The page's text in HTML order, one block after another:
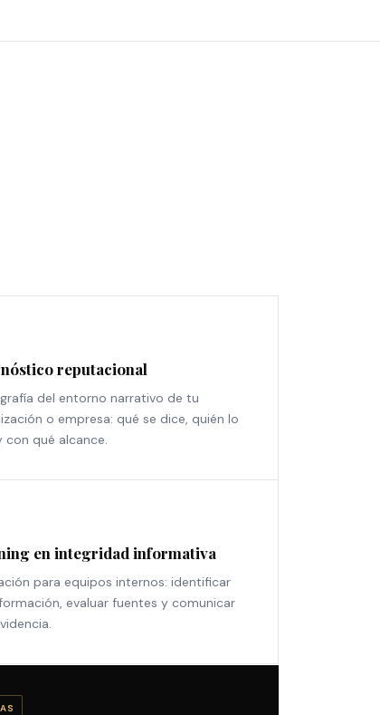
reputacional
del entorno narrativo de tu
o empresa: qué se dice, quién lo
con qué alcance.
en integridad informativa
para equipos internos: identificar
evaluar fuentes y comunicar